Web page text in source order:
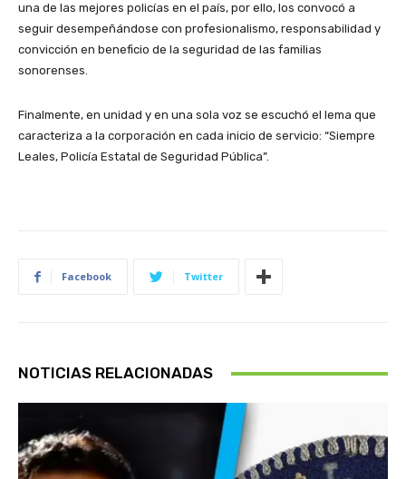
una de las mejores policías en el país, por ello, los convocó a
seguir desempeñándose con profesionalismo, responsabilidad y
convicción en beneficio de la seguridad de las familias
sonorenses.
Finalmente, en unidad y en una sola voz se escuchó el lema que
caracteriza a la corporación en cada inicio de servicio: “Siempre
Leales, Policía Estatal de Seguridad Pública”.
Facebook Twitter
NOTICIAS RELACIONADAS